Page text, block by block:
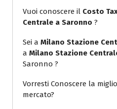
Vuoi conoscere il Costo
Centrale a Saronno ?
Sei a Milano Stazione
a Milano Stazione
Saronno ?
Vorresti Conoscere la
mercato?